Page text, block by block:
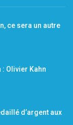
ce sera un autre
: Olivier Kahn
d’argent aux